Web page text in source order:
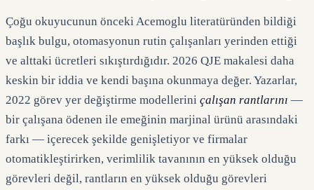
Çoğu okuyucunun önceki Acemoglu literatüründen bildiği
başlık bulgu, otomasyonun rutin çalışanları yerinden ettiği
ve alttaki ücretleri sıkıştırdığıdır. 2026 QJE makalesi daha
keskin bir iddia ve kendi başına okunmaya değer. Yazarlar,
2022 görev yer değiştirme modellerini çalışan rantlarını —
bir çalışana ödenen ile emeğinin marjinal ürünü arasındaki
farkı — içerecek şekilde genişletiyor ve firmalar
otomatikleştirirken, verimlilik tavanının en yüksek olduğu
görevleri değil, rantların en yüksek olduğu görevleri